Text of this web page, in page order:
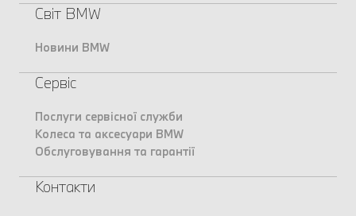
Світ BMW
Новини BMW
Сервіс
Послуги сервісної служби
Колеса та аксесуари BMW
Обслуговування та гарантії
Контакти